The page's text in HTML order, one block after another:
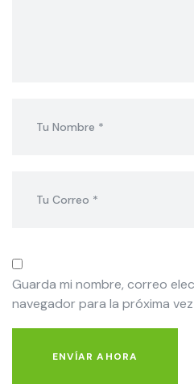
Guarda mi nombre, correo
navegador para la próxima
ENVÍAR AHORA